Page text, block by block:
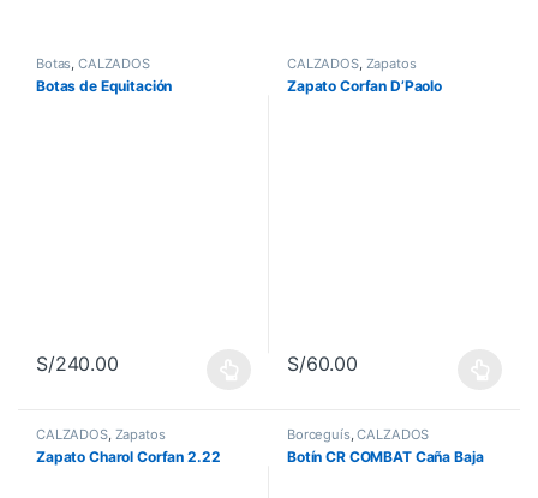
Botas,CALZADOS
Botas de Equitación
S/240.00
CALZADOS, Zapatos
Zapato Corfan D’Paolo
S/60.00
CALZADOS, Zapatos
Zapato Charol Corfan 2.22
Borceguís,CALZADOS
Botín CR COMBAT Caña Baja